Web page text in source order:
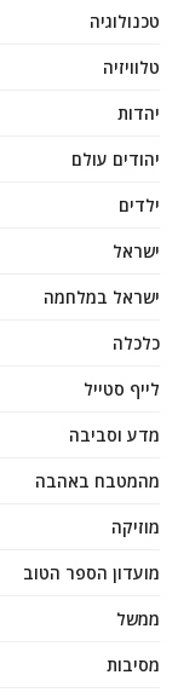
טכנולוגיה
טלוויזיה
יהדות
יהודים עולם
ילדים
ישראל
ישראל במלחמה
כלכלה
לייף סטייל
מדע וסביבה
מהמטבח באהבה
מוזיקה
מועדון הספר הטוב
ממשל
מסיבות